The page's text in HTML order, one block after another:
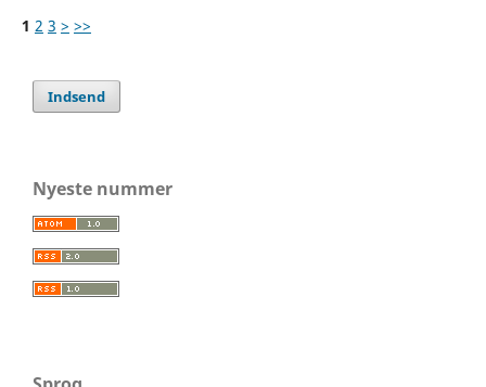
1 2 3 > >>
Indsend
Nyeste nummer